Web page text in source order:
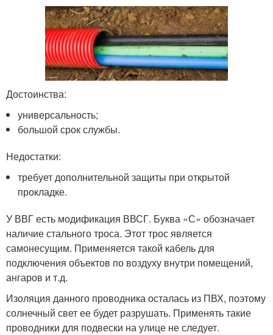
Достоинства:
универсальность;
большой срок службы.
Недостатки:
требует дополнительной защиты при открытой
прокладке.
У ВВГ есть модификация ВВСГ. Буква «С» обозначает
наличие стального троса. Этот трос является
самонесущим. Применяется такой кабель для
подключения объектов по воздуху внутри помещений,
ангаров и т.д.
Изоляция данного проводника осталась из ПВХ, поэтому
солнечный свет ее будет разрушать. Применять такие
проводники для подвески на улице не следует.